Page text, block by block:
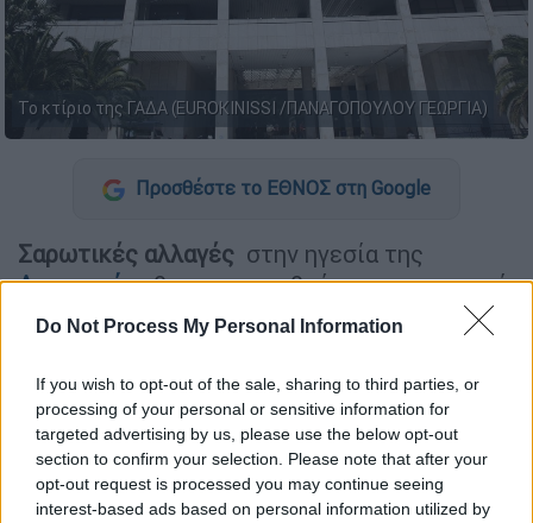
Do Not Process My Personal Information
If you wish to opt-out of the sale, sharing to third parties, or
processing of your personal or sensitive information for
targeted advertising by us, please use the below opt-out
section to confirm your selection. Please note that after your
opt-out request is processed you may continue seeing
interest-based ads based on personal information utilized by
Το κτίριο της ΓΑΔΑ (EUROKINISSI /ΠΑΝΑΓΟΠΟΥΛΟΥ ΓΕΩΡΓΙΑ)
Προσθέστε το ΕΘΝΟΣ στη Google
Σαρωτικές αλλαγές στην ηγεσία της
Αστυνομίαςθα ανακοινωθούν στον σημερινό
ΚΥΣΕΑ που θα πραγματοποιηθεί στις 12:00
στο Μέγαρο Μαξίμου.
Στόχος της κυβέρνησης είναι ναπατάξε ι την
εγκληματικότητα και νααποκαταστήσειτο
αίσθημα ασφάλειας των πολιτών, που
φαίνεται ότι έχει κλονιστεί ενώ η μαφιόζικη